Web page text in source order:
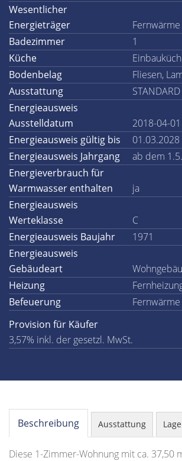
Wesentlicher
Energieträger
Fernwärme
Badezimmer
1
Küche
Bodenbelag
Fliesen,
Ausstattung
STANDARD
Energieausweis
Ausstelldatum
2018-04-01
Energieausweis gültig bis
01.03.2028
Energieausweis Jahrgang
ab dem
Energieverbrauch für
Warmwasser enthalten
ja
Energieausweis
Werteklasse
C
Energieausweis Baujahr
1971
Energieausweis
Gebäudeart
Heizung
Befeuerung
Fernwärme
Provision für Käufer
3,57% inkl. der gesetzl. MwSt.
Beschreibung Ausstattung Lage
Diese 1-Zimmer-Wohnung mit ca. 37,50